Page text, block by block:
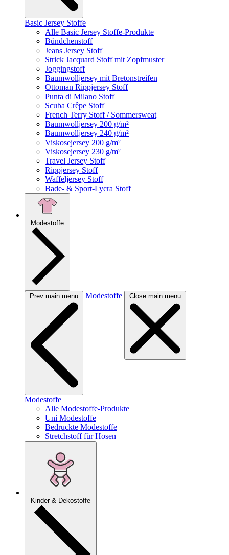
Basic Jersey Stoffe
Alle Basic Jersey Stoffe-Produkte
Bündchenstoff
Jeans Jersey Stoff
Strick Jacquard Stoff mit Zopfmuster
Joggingstoff
Baumwolljersey mit Bretonstreifen
Ottoman Rippjersey Stoff
Punta di Milano Stoff
Scuba Crêpe Stoff
French Terry Stoff / Sommersweat
Baumwolljersey 200 g/m²
Baumwolljersey 240 g/m²
Viskosejersey 200 g/m²
Viskosejersey 230 g/m²
Travel Jersey Stoff
Rippjersey Stoff
Waffeljersey Stoff
Bade- & Sport-Lycra Stoff
Modestoffe
Prev main menu Modestoffe Close main menu
Modestoffe
Alle Modestoffe-Produkte
Uni Modestoffe
Bedruckte Modestoffe
Stretchstoff für Hosen
Kinder & Dekostoffe